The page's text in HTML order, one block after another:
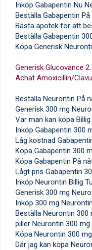
Inköp Gabapentin Nu
Beställa Gabapentin
Bästa apotek för att
Beställa Gabapentin
Köpa Generisk
Generisk Glucovance
Achat Amoxicillin/
Beställa Neurontin På
Generisk 300 mg
Var man kan köpa
Inköp Gabapentin 300
Låg kostnad
Köpa Gabapentin 300
Köpa Gabapentin På
Lågt pris Gabapentin
Inköp Neurontin Billig
Generisk 300 mg
Inköp 300 mg
Beställa Neurontin
piller Neurontin 300 mg
Köpa Neurontin 300
Där jag kan köpa